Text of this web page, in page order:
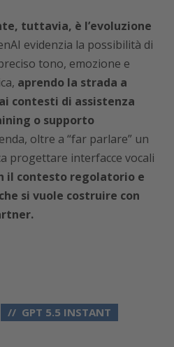
tuttavia, è l’evoluzione
evidenzia la possibilità di
tono, emozione e
aprendo la strada a
contesti di assistenza
o supporto
oltre a “far parlare” un
progettare interfacce vocali
il contesto regolatorio e
si vuole costruire con
GPT 5.5 INSTANT